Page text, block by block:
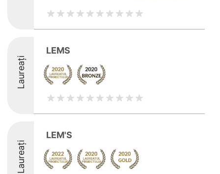
Laureați
LEMS
Laureați
LEM'S